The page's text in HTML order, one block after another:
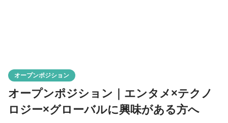
オープンポジション
オープンポジション｜エンタメ×テクノ
ロジー×グローバルに興味がある方へ